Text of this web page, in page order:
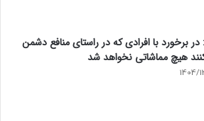
در برخورد با افرادی که در راستای منافع دشمن
هیچ مماشاتی نخواهد شد
1404/